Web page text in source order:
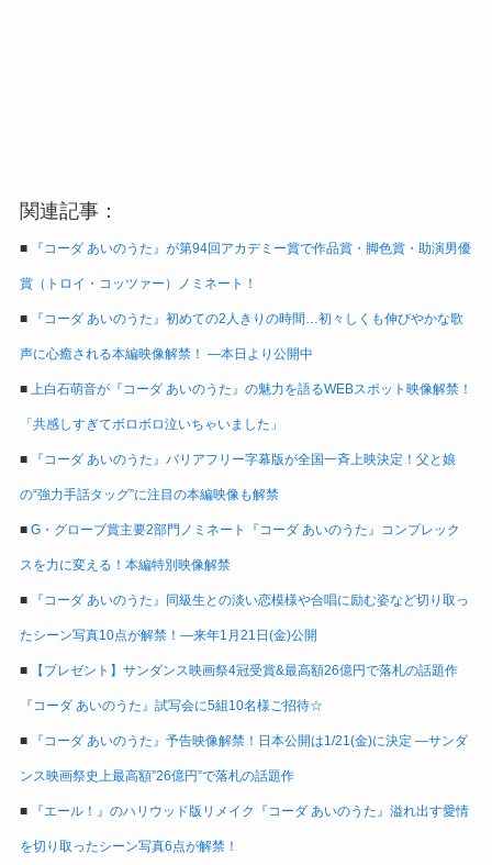
関連記事：
■ 『コーダ あいのうた』が第94回アカデミー賞で作品賞・脚色賞・助演男優
賞（トロイ・コッツァー）ノミネート！
■ 『コーダ あいのうた』初めての2人きりの時間…初々しくも伸びやかな歌
声に心癒される本編映像解禁！ ―本日より公開中
■ 上白石萌音が『コーダ あいのうた』の魅力を語るWEBスポット映像解禁！
「共感しすぎてボロボロ泣いちゃいました」
■ 『コーダ あいのうた』バリアフリー字幕版が全国一斉上映決定！父と娘
の“強力手話タッグ”に注目の本編映像も解禁
■ G・グローブ賞主要2部門ノミネート『コーダ あいのうた』コンプレック
スを力に変える！本編特別映像解禁
■ 『コーダ あいのうた』同級生との淡い恋模様や合唱に励む姿など切り取っ
たシーン写真10点が解禁！―来年1月21日(金)公開
■ 【プレゼント】サンダンス映画祭4冠受賞&最高額26億円で落札の話題作
『コーダ あいのうた』試写会に5組10名様ご招待☆
■ 『コーダ あいのうた』予告映像解禁！日本公開は1/21(金)に決定 ―サンダ
ンス映画祭史上最高額”26億円”で落札の話題作
■ 『エール！』のハリウッド版リメイク『コーダ あいのうた』溢れ出す愛情
を切り取ったシーン写真6点が解禁！